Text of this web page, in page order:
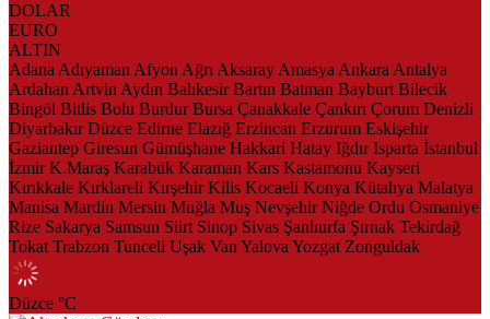
DOLAR
EURO
ALTIN
Adana Adıyaman Afyon Ağrı Aksaray Amasya Ankara Antalya
Ardahan Artvin Aydın Balıkesir Bartın Batman Bayburt Bilecik
Bingöl Bitlis Bolu Burdur Bursa Çanakkale Çankırı Çorum Denizli
Diyarbakır Düzce Edirne Elazığ Erzincan Erzurum Eskişehir
Gaziantep Giresun Gümüşhane Hakkari Hatay Iğdır Isparta İstanbul
İzmir K.Maraş Karabük Karaman Kars Kastamonu Kayseri
Kırıkkale Kırklareli Kırşehir Kilis Kocaeli Konya Kütahya Malatya
Manisa Mardin Mersin Muğla Muş Nevşehir Niğde Ordu Osmaniye
Rize Sakarya Samsun Siirt Sinop Sivas Şanlıurfa Şırnak Tekirdağ
Tokat Trabzon Tunceli Uşak Van Yalova Yozgat Zonguldak
Düzce °C